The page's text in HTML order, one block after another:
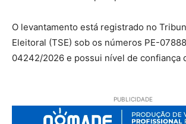
O levantamento está registrado no
Eleitoral (TSE) sob os números PE-
04242/2026 e possui nível de confiança
PUBLICIDADE